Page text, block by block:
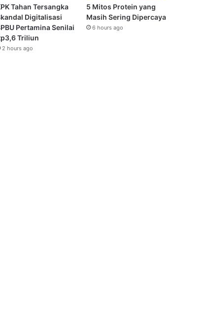
Tahan Tersangka
Digitalisasi
Pertamina Senilai
Triliun
2 hours ago
5 Mitos Protein yang
Masih Sering Dipercaya
6 hours ago